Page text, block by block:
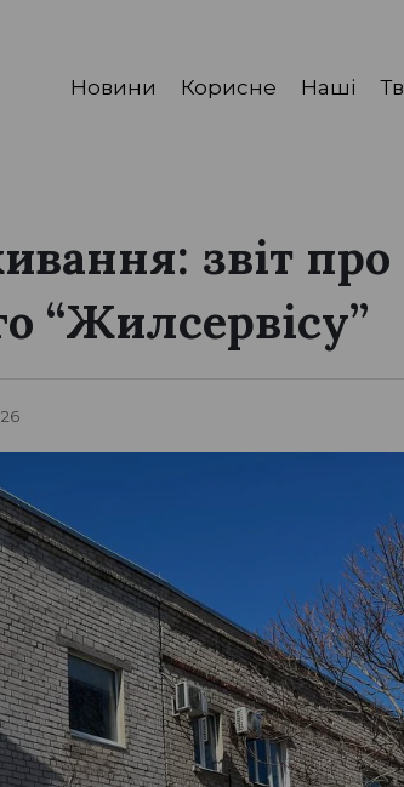
Новини Корисне Наші
звіт про
“Жилсервісу”